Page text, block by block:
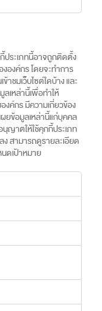
ประเภทนี้อาจถูกติดตั้ง
องค์กร โดยจะทำการ
าชมเว็บไซต์ใดบ้าง และ
ลเหล่านี้เพื่อทำให้
งค์กร มีความเกี่ยวข้อง
ยข้อมูลเหล่านี้แก่บุคคล
ญาตให้ใช้คุกกี้ประเภท
สามารถดูรายละเอียด
ดเป้าหมาย